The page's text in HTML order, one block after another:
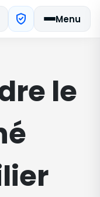
Menu
IMMOBILIER
le